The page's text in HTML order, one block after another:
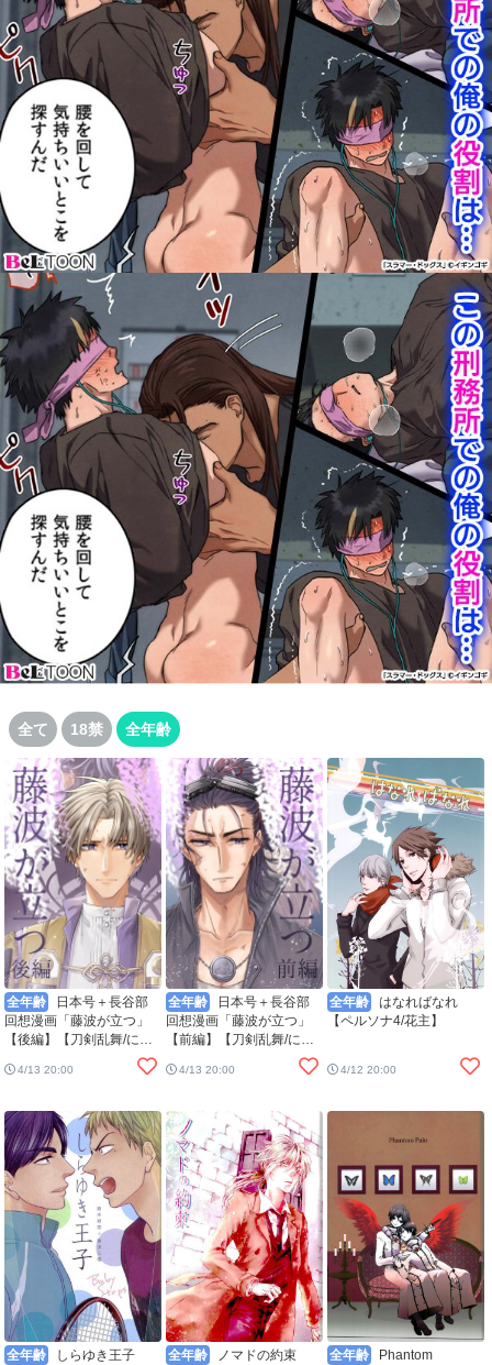
全て 18禁 全年齢
全年齢
回想漫画「藤波が立つ」
【後編】【刀剣乱舞/にほ
4/13 20:00
全年齢
回想漫画「藤波が立つ」
【前編】【刀剣乱舞/にほ
4/13 20:00
全年齢
【ペルソナ4/花主】
4/12 20:00
全年齢 全年齢 全年齢